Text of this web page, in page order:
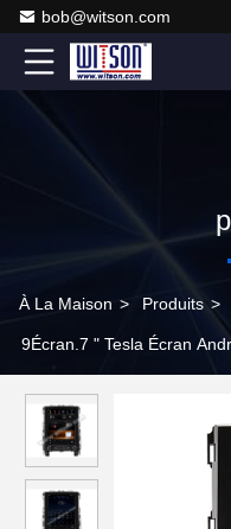
bob@witson.com
À La Maison > Produits >
9Écran.7 " Tesla Écran